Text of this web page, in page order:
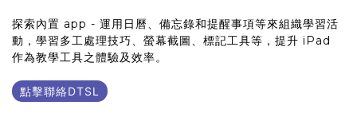
探索內置 app - 運用日曆、備忘錄和提醒事項等來組織學習活
動，學習多工處理技巧、螢幕截圖、標記工具等，提升 iPad
作為教學工具之體驗及效率。
點擊聯絡DTSL